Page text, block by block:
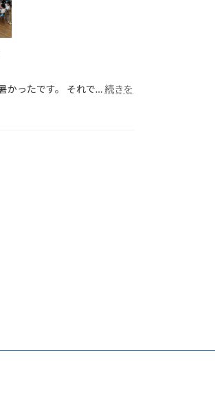
かったです。 それで…続きを